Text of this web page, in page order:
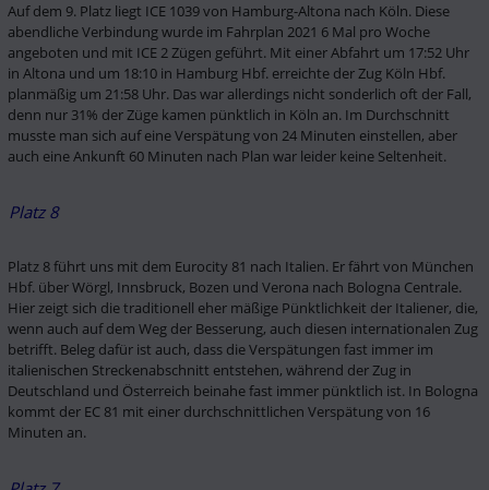
Auf dem 9. Platz liegt ICE 1039 von Hamburg-Altona nach Köln. Diese
abendliche Verbindung wurde im Fahrplan 2021 6 Mal pro Woche
angeboten und mit ICE 2 Zügen geführt. Mit einer Abfahrt um 17:52 Uhr
in Altona und um 18:10 in Hamburg Hbf. erreichte der Zug Köln Hbf.
planmäßig um 21:58 Uhr. Das war allerdings nicht sonderlich oft der Fall,
denn nur 31% der Züge kamen pünktlich in Köln an. Im Durchschnitt
musste man sich auf eine Verspätung von 24 Minuten einstellen, aber
auch eine Ankunft 60 Minuten nach Plan war leider keine Seltenheit.
Platz 8
Platz 8 führt uns mit dem Eurocity 81 nach Italien. Er fährt von München
Hbf. über Wörgl, Innsbruck, Bozen und Verona nach Bologna Centrale.
Hier zeigt sich die traditionell eher mäßige Pünktlichkeit der Italiener, die,
wenn auch auf dem Weg der Besserung, auch diesen internationalen Zug
betrifft. Beleg dafür ist auch, dass die Verspätungen fast immer im
italienischen Streckenabschnitt entstehen, während der Zug in
Deutschland und Österreich beinahe fast immer pünktlich ist. In Bologna
kommt der EC 81 mit einer durchschnittlichen Verspätung von 16
Minuten an.